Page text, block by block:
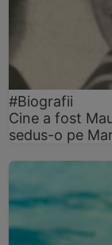
#Biografii
Cine a fost
sedus-o pe